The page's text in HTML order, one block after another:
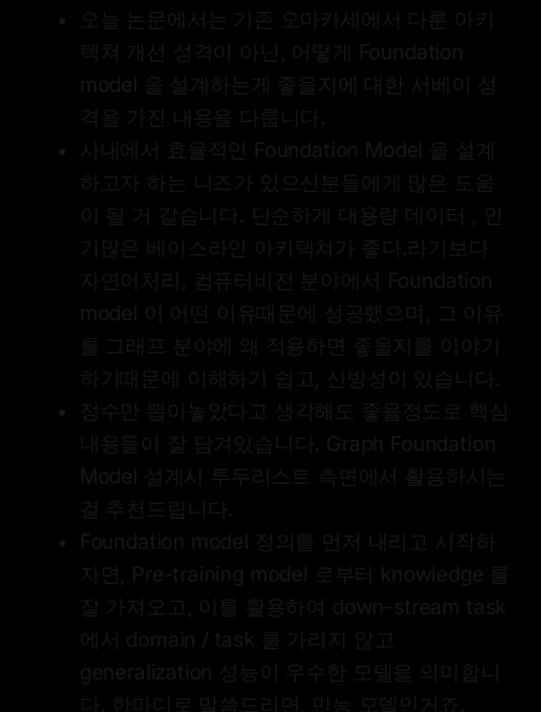
오늘 논문에서는 기존 오마카세에서 다룬 아키
텍쳐 개선 성격이 아닌, 어떻게 Foundation
model 을 설계하는게 좋을지에 대한 서베이 성
격을 가진 내용을 다룹니다.
사내에서 효율적인 Foundation Model 을 설계
하고자 하는 니즈가 있으신분들에게 많은 도움
이 될 거 같습니다. 단순하게 대용량 데이터 , 인
기많은 베이스라인 아키텍쳐가 좋다.라기보다
자연어처리, 컴퓨터비전 분야에서 Foundation
model 이 어떤 이유때문에 성공했으며, 그 이유
를 그래프 분야에 왜 적용하면 좋을지를 이야기
하기때문에 이해하기 쉽고, 신빙성이 있습니다.
정수만 뽑아놓았다고 생각해도 좋을정도로 핵심
내용들이 잘 담겨있습니다. Graph Foundation
Model 설계시 투두리스트 측면에서 활용하시는
걸 추천드립니다.
Foundation model 정의를 먼저 내리고 시작하
자면, Pre-training model 로부터 knowledge 를
잘 가져오고, 이를 활용하여 down-stream task
에서 domain / task 를 가리지 않고
generalization 성능이 우수한 모델을 의미합니
다. 한마디로 말씀드리면, 만능 모델인거죠.